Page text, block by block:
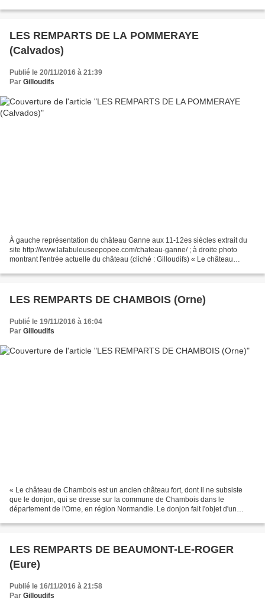
LES REMPARTS DE LA POMMERAYE
(Calvados)
Publié le 20/11/2016 à 21:39
Par Gilloudifs
À gauche représentation du château Ganne aux 11-12es siècles extrait du
site http://www.lafabuleuseepopee.com/chateau-ganne/ ; à droite photo
montrant l'entrée actuelle du château (cliché : Gilloudifs) « Le château
LES REMPARTS DE CHAMBOIS (Orne)
Publié le 19/11/2016 à 16:04
Par Gilloudifs
« Le château de Chambois est un ancien château fort, dont il ne subsiste
que le donjon, qui se dresse sur la commune de Chambois dans le
département de l'Orne, en région Normandie. Le donjon fait l'objet d'un
LES REMPARTS DE BEAUMONT-LE-ROGER
(Eure)
Publié le 16/11/2016 à 21:58
Par Gilloudifs